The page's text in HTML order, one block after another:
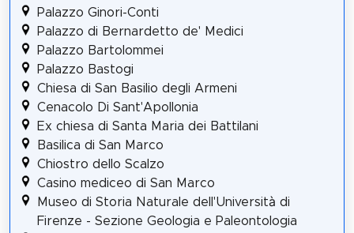
Palazzo Ginori-Conti
Palazzo di Bernardetto de' Medici
Palazzo Bartolommei
Palazzo Bastogi
Chiesa di San Basilio degli Armeni
Cenacolo Di Sant'Apollonia
Ex chiesa di Santa Maria dei Battilani
Basilica di San Marco
Chiostro dello Scalzo
Casino mediceo di San Marco
Museo di Storia Naturale dell'Università di
Firenze - Sezione Geologia e Paleontologia